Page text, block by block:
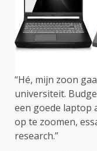
“Hé, mijn zoon
universiteit.
een goede laptop
op te zoomen,
research.”